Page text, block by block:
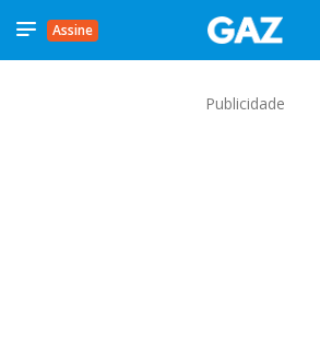
Assine
Publicidade